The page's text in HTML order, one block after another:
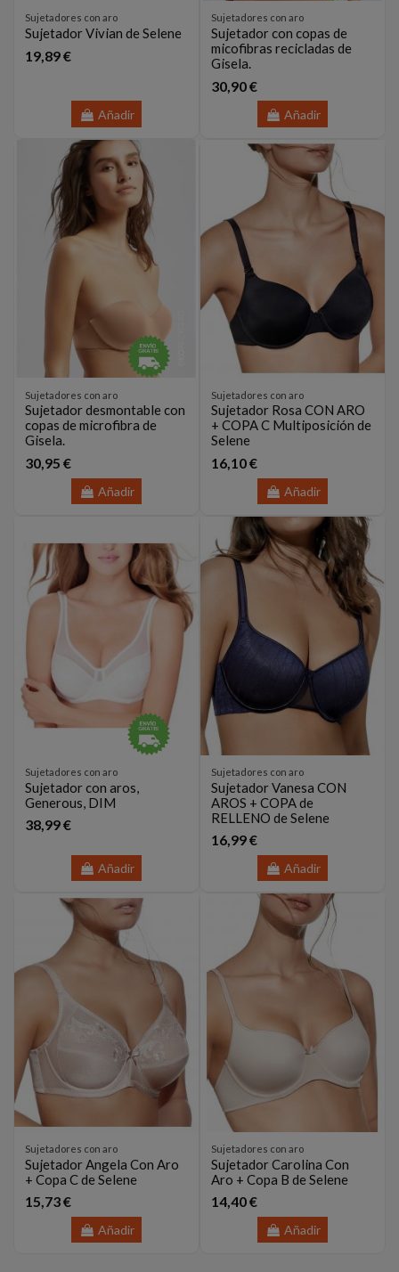
Sujetadores con aro
Sujetador Vivian de Selene
19,89 €
Añadir
Sujetadores con aro
Sujetador con copas de
micofibras recicladas de
Gisela.
30,90 €
Añadir
Sujetadores con aro
Sujetador desmontable con
copas de microfibra de
Gisela.
30,95 €
Añadir
Sujetadores con aro
Sujetador Rosa CON ARO
+ COPA C Multiposición de
Selene
16,10 €
Añadir
Sujetadores con aro
Sujetador con aros,
Generous, DIM
38,99 €
Añadir
Sujetadores con aro
Sujetador Vanesa CON
AROS + COPA de
RELLENO de Selene
16,99 €
Añadir
Sujetadores con aro
Sujetador Angela Con Aro
+ Copa C de Selene
15,73 €
Añadir
Sujetadores con aro
Sujetador Carolina Con
Aro + Copa B de Selene
14,40 €
Añadir